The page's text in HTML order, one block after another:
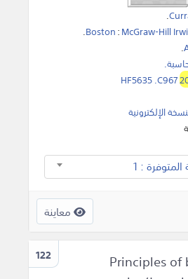
.
Boston:McGraw-Hill
.
.
HF5635 .C967
اﻹلكترونية
: 1
معاينة
122
Principles of